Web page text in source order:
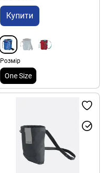
Купити
Розмір
One Size